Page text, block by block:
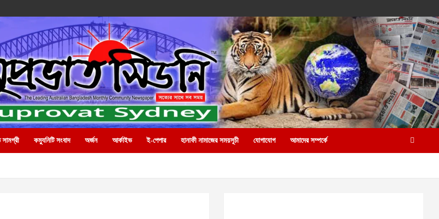
কম্যুনিটি সংবাদ অর্জন আর্কাইভ ই-পেপার হানাফী নামাজের সময়সূচী যোগাযোগ আমাদের সম্পর্কে